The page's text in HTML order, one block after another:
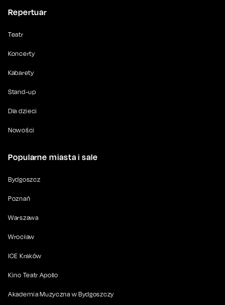
Repertuar
Teatr
Koncerty
Kabarety
Stand-up
Dla dzieci
Nowości
Popularne miasta i sale
Bydgoszcz
Poznań
Warszawa
Wrocław
ICE Kraków
Kino Teatr Apollo
Akademia Muzyczna w Bydgoszczy